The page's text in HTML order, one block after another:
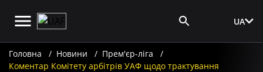
UA
Головна Новини
Прем'єр-ліга
Коментар Комітету арбітрів УАФ щодо трактування